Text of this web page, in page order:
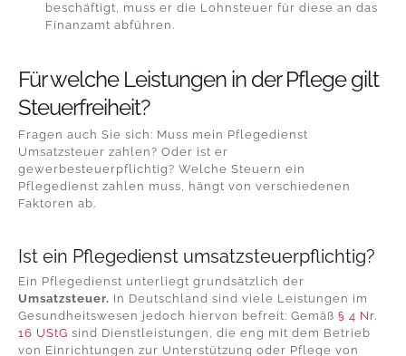
beschäftigt, muss er die Lohnsteuer für diese an das
Finanzamt abführen.
Für welche Leistungen in der Pflege gilt
Steuerfreiheit?
Fragen auch Sie sich: Muss mein Pflegedienst
Umsatzsteuer zahlen? Oder ist er
gewerbesteuerpflichtig? Welche Steuern ein
Pflegedienst zahlen muss, hängt von verschiedenen
Faktoren ab.
Ist ein Pflegedienst umsatzsteuerpflichtig?
Ein Pflegedienst unterliegt grundsätzlich der
Umsatzsteuer. In Deutschland sind viele Leistungen im
Gesundheitswesen jedoch hiervon befreit: Gemäß § 4 Nr.
16 UStG sind Dienstleistungen, die eng mit dem Betrieb
von Einrichtungen zur Unterstützung oder Pflege von